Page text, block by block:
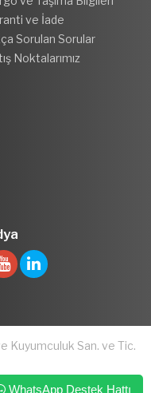
ve İade
Sorulan Sorular
Noktalarımız
Kuyumculuk San. ve Tic.
WhatsApp Destek Hattı